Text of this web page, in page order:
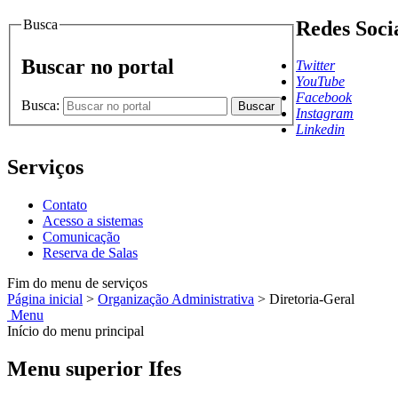
Busca
Buscar no portal
Busca: Buscar
Redes
Twitter
YouTube
Facebook
Instagram
Linkedin
Serviços
Contato
Acesso a sistemas
Comunicação
Reserva de Salas
Fim do menu de serviços
Página inicial > Organização Administrativa > Diretoria-Geral
Menu
Início do menu principal
Menu superior Ifes